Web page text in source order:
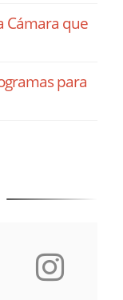
Cámara que
para